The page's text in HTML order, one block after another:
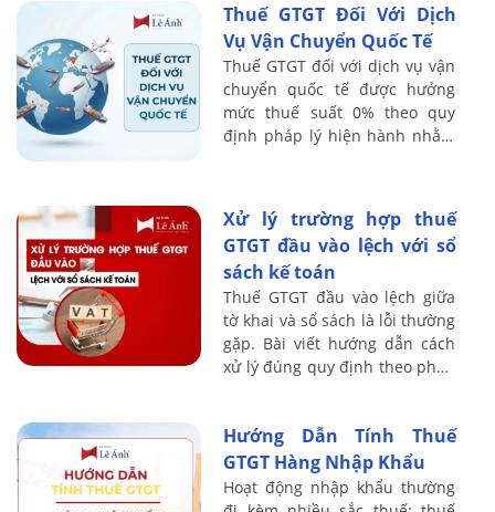
đơn điện tử và ...
Thuế GTGT Đối Với Dịch
Vụ Vận Chuyển Quốc Tế
Thuế GTGT đối với dịch vụ vận
chuyển quốc tế được hưởng
mức thuế suất 0% theo quy
định pháp lý hiện hành nhằm
Xử lý trường hợp thuế
GTGT đầu vào lệch với sổ
sách kế toán
Thuế GTGT đầu vào lệch giữa
tờ khai và sổ sách là lỗi thường
gặp. Bài viết hướng dẫn cách
xử lý đúng quy định theo pháp
Hướng Dẫn Tính Thuế
GTGT Hàng Nhập Khẩu
Hoạt động nhập khẩu thường